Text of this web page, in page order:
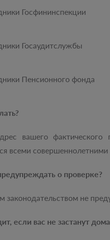
Госфининспекции
Госаудитслужбы
Пенсионного фонда
вашего
всеми
о проверке?
не
если вас не застанут